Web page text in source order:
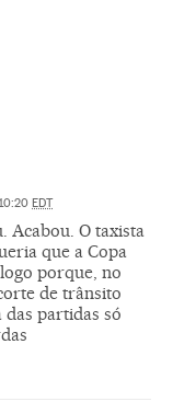
EDT
Acabou. O taxista
que a Copa
porque, no
de trânsito
das partidas só